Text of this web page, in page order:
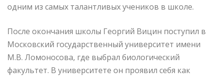
одним из самых талантливых учеников в школе.
После окончания школы Георгий Вицин поступил в
Московский государственный университет имени
М.В. Ломоносова, где выбрал биологический
факультет. В университете он проявил себя как